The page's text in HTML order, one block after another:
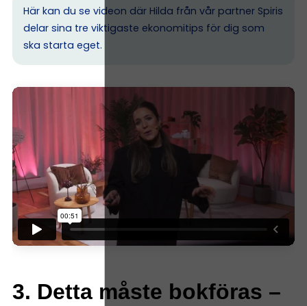
Här kan du se videon där Hilda från vår partner Spiris
delar sina tre viktigaste ekonomitips för dig som
ska starta eget.
3. Detta måste bokföras –